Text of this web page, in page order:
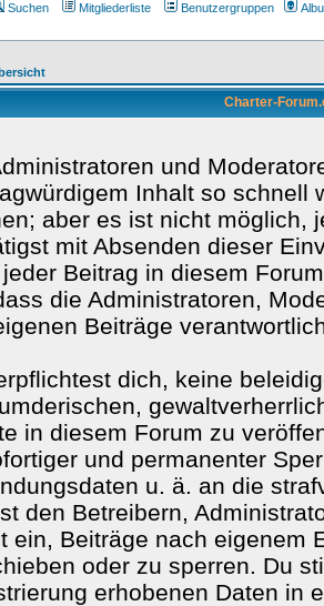
Suchen Mitgliederliste Benutzergruppen
Charter-
und
Inhalt so schnell
aber es ist nicht möglich,
mit Absenden dieser
Beitrag in diesem
die Administratoren,
Beiträge
dich, keine
in diesem Forum zu
und permanenter
u. ä. an die
den Betreibern,
ein, Beiträge nach eigenem
oder zu sperren. Du
erhobenen Daten in